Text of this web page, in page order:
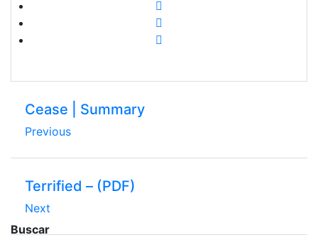
Cease | Summary
Previous
Terrified – (PDF)
Next
Buscar